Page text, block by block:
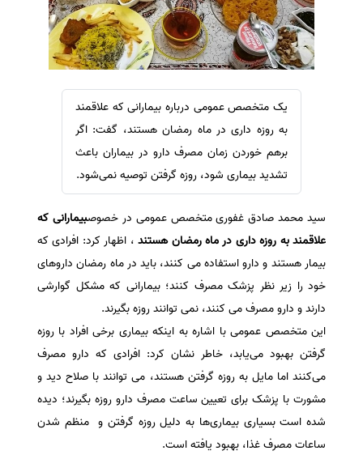
ترجمه عربی به فارسی
مشاهده همه زبان ها
سفارش ویرایش
سفارش پارافریز
سفارش فرمت‌بندی
سفارش کاهش کمیت
سفارش معرفی مجله
سفارش معرفی مقاله
سفارش معرفی کتاب
سفارش ترجمه مولتی‌مدیا
سفارش گویندگی
سفارش تولید محتوا
سفارش ترجمه همزمان
سفارش چکیده گرافیکی
سفارش تهیه کاورلتر
سفارش انگیزه‌نامه‌SOP
یک متخصص عمومی درباره بیمارانی که علاقمند
به روزه داری در ماه رمضان هستند، گفت: اگر
برهم خوردن زمان مصرف دارو در بیماران باعث
تشدید بیماری شود، روزه گرفتن توصیه نمی‌شود.
سید محمد صادق غفوری متخصص عمومی در خصوصبیمارانی که
علاقمند به روزه داری در ماه رمضان هستند ، اظهار کرد: افرادی که
بیمار هستند و دارو استفاده می کنند، باید در ماه رمضان داروهای
خود را زیر نظر پزشک مصرف کنند؛ بیمارانی که مشکل گوارشی
دارند و دارو مصرف می کنند، نمی توانند روزه بگیرند.
این متخصص عمومی با اشاره به اینکه بیماری برخی افراد با روزه
گرفتن بهبود می‌یابد، خاطر نشان کرد: افرادی که دارو مصرف
می‌‎کنند اما مایل به روزه گرفتن هستند، می توانند با صلاح دید و
مشورت با پزشک برای تعیین ساعت مصرف دارو روزه بگیرند؛ دیده
شده است بسیاری بیماری‌ها به دلیل روزه گرفتن و منظم شدن
ساعات مصرف غذا، بهبود یافته است.